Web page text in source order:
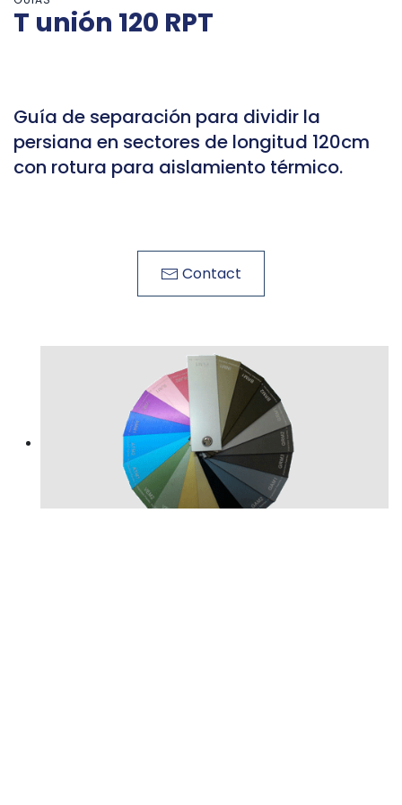
T unión 120 RPT
Guía de separación para dividir la
persiana en sectores de longitud 120cm
con rotura para aislamiento térmico.
Contact